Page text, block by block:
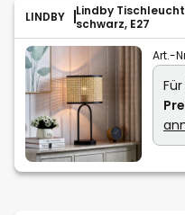
LINDBY
Lindby
schwarz, E27
Art.-
Für